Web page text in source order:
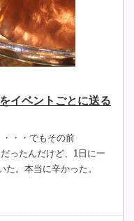
イベントごとに送る
・・でもその前
ったんだけど、1日に一
。本当に辛かった。